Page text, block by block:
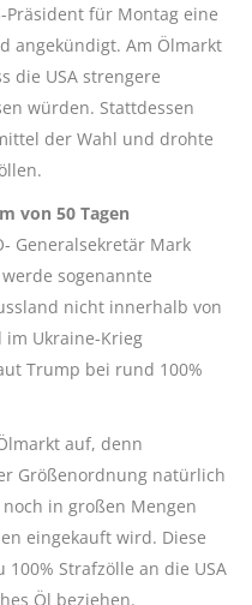
Präsident für Montag eine
angekündigt. Am Ölmarkt
die USA strengere
würden. Stattdessen
der Wahl und drohte
von 50 Tagen
Generalsekretär Mark
sogenannte
nicht innerhalb von
im Ukraine-Krieg
Trump bei rund 100%
auf, denn
Größenordnung natürlich
in großen Mengen
eingekauft wird. Diese
Strafzölle an die USA
Öl beziehen.